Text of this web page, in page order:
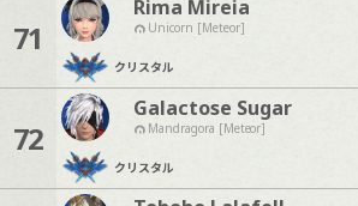
71
Rima Mireia
Unicorn [Meteor]
クリスタル
72
Galactose Sugar
Mandragora [Meteor]
クリスタル